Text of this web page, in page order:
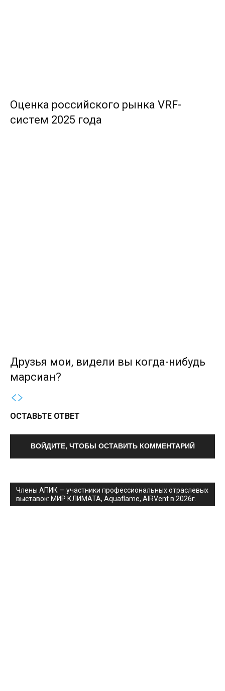
Оценка российского рынка VRF-
систем 2025 года
Друзья мои, видели вы когда-нибудь
марсиан?
ОСТАВЬТЕ ОТВЕТ
ВОЙДИТЕ, ЧТОБЫ ОСТАВИТЬ КОММЕНТАРИЙ
Члены АПИК — участники профессиональных отраслевых
выставок: МИР КЛИМАТА, Aquaflame, AIRVent в 2026г.